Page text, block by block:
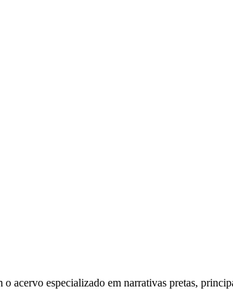
especializado em narrativas pretas,